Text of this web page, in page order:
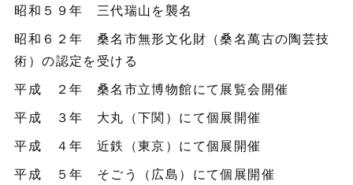
昭和５９年 三代瑞山を襲名
昭和６２年 桑名市無形文化財（桑名萬古の陶芸技
術）の認定を受ける
平成 ２年 桑名市立博物館にて展覧会開催
平成 ３年 大丸（下関）にて個展開催
平成 ４年 近鉄（東京）にて個展開催
平成 ５年 そごう（広島）にて個展開催